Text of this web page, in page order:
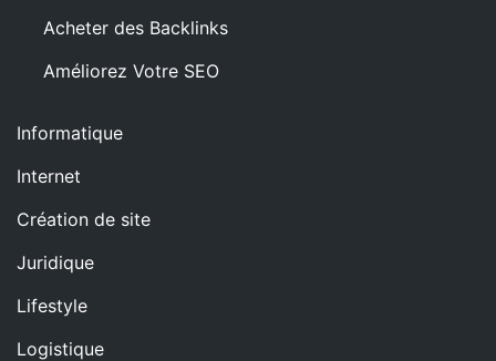
Acheter des Backlinks
Améliorez Votre SEO
Informatique
Internet
Création de site
Juridique
Lifestyle
Logistique